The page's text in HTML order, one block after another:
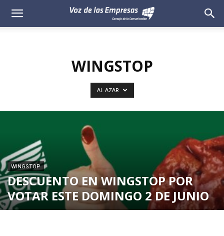
Voz
WINGSTOP
AL AZAR
WINGSTOP
DESCUENTO EN WINGSTOP POR
VOTAR ESTE DOMINGO 2 DE JUNIO